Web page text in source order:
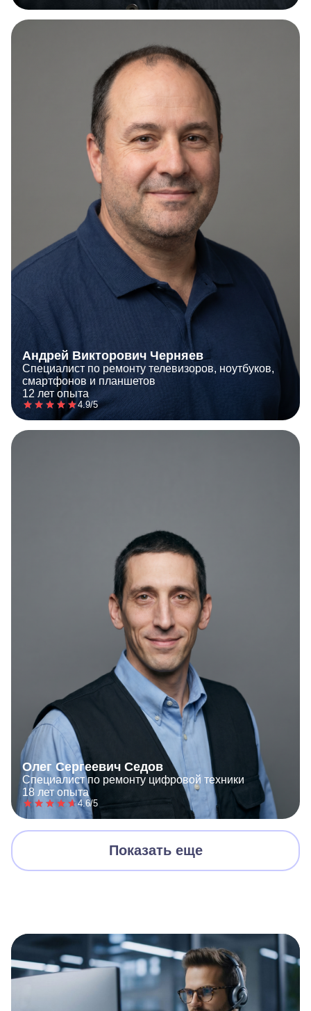
Андрей Викторович Черняев
Специалист по ремонту телевизоров, ноутбуков,
смартфонов и планшетов
12 лет опыта
4.9/5
Олег Сергеевич Седов
Специалист по ремонту цифровой техники
18 лет опыта
4.6/5
Показать еще